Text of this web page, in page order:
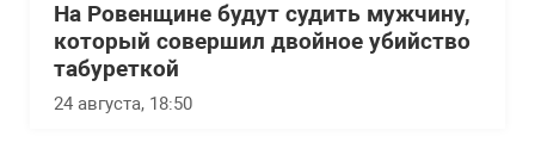
На Ровенщине будут судить мужчину,
который совершил двойное убийство
табуреткой
24 августа, 18:50